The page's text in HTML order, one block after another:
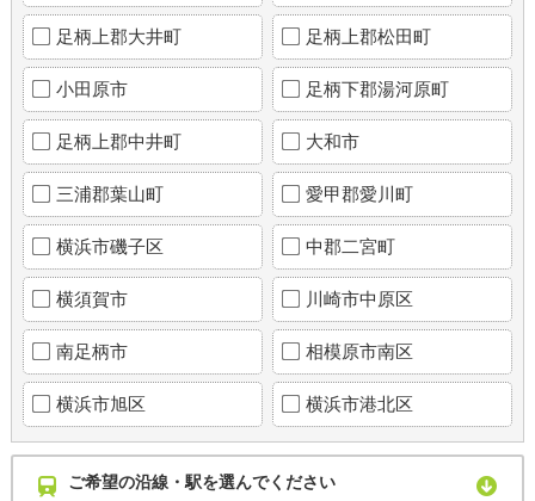
足柄上郡大井町 足柄上郡松田町
小田原市 足柄下郡湯河原町
足柄上郡中井町 大和市
三浦郡葉山町 愛甲郡愛川町
横浜市磯子区 中郡二宮町
横須賀市 川崎市中原区
南足柄市 相模原市南区
横浜市旭区 横浜市港北区
ご希望の沿線・駅を選んでください